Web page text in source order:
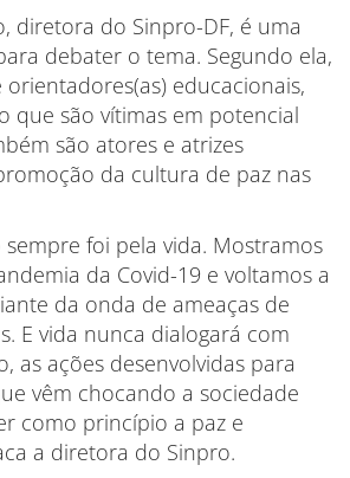
diretora do Sinpro-DF, é uma
debater o tema. Segundo ela,
orientadores(as) educacionais,
que são vítimas em potencial
são atores e atrizes
da cultura de paz nas
sempre foi pela vida. Mostramos
da Covid-19 e voltamos a
da onda de ameaças de
E vida nunca dialogará com
as ações desenvolvidas para
vêm chocando a sociedade
como princípio a paz e
a diretora do Sinpro.